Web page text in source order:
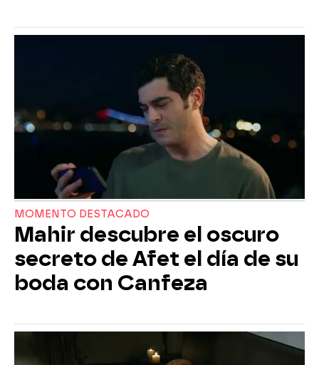
MOMENTO DESTACADO
Mahir descubre el oscuro
secreto de Afet el día de su
boda con Canfeza